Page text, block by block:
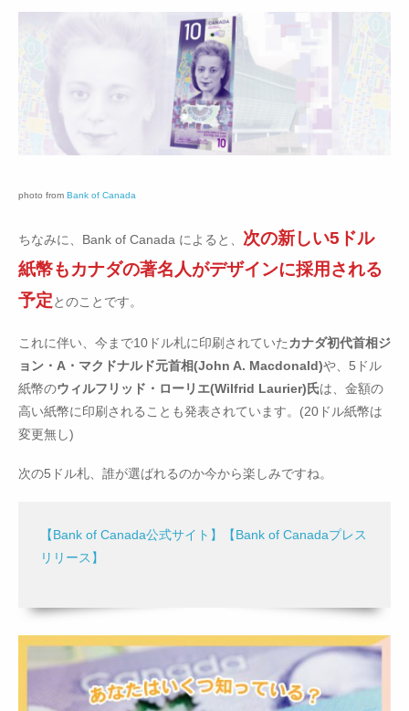
photo from Bank of Canada
ちなみに、Bank of Canada によると、 次の新しい5ドル
紙幣もカナダの著名人がデザインに採用される
予定とのことです。
これに伴い、今まで10ドル札に印刷されていたカナダ初代首相ジ
ョン・A・マクドナルド元首相(John A. Macdonald)や、5ドル
紙幣のウィルフリッド・ローリエ(Wilfrid Laurier)氏は、金額の
高い紙幣に印刷されることも発表されています。(20ドル紙幣は
変更無し)
次の5ドル札、誰が選ばれるのか今から楽しみですね。
【Bank of Canada公式サイト】
【Bank of Canadaプレス
リリース】